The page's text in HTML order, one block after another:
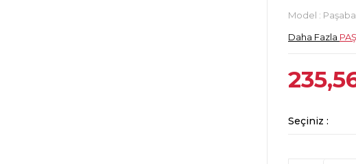
Model :
Daha Fazla
Seçiniz :